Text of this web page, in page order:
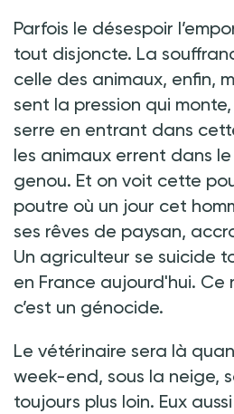
Parfois le désespoir
tout disjoncte. La
celle des animaux, enfin,
sent la pression qui
serre en entrant dans
les animaux errent dans le
genou. Et on voit cette
poutre où un jour cet
ses rêves de paysan,
Un agriculteur se suicide
en France aujourd'hui. Ce
c’est un génocide.
Le vétérinaire sera là
week-end, sous la neige,
toujours plus loin. Eux